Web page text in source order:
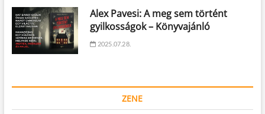
Alex Pavesi: A meg sem történt
gyilkosságok – Könyvajánló
2025.07.28.
ZENE